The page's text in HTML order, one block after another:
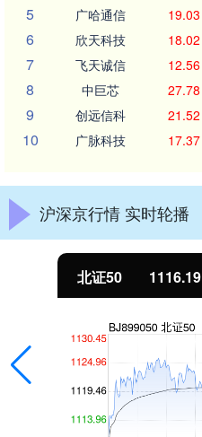
5 广哈通信 19.03
6 欣天科技 18.02
7 飞天诚信 12.56
8 中巨芯 27.78
9 创远信科 21.52
10 广脉科技 17.37
沪深京行情 实时轮播
北证50 1116.19